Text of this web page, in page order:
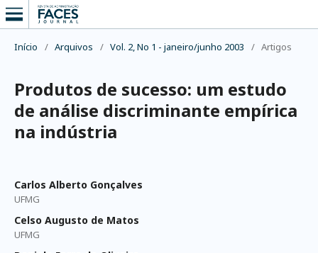
Início / Arquivos / Vol. 2, No 1 - janeiro/junho 2003 / Artigos
Produtos de sucesso: um estudo
de análise discriminante empírica
na indústria
Carlos Alberto Gonçalves
UFMG
Celso Augusto de Matos
UFMG